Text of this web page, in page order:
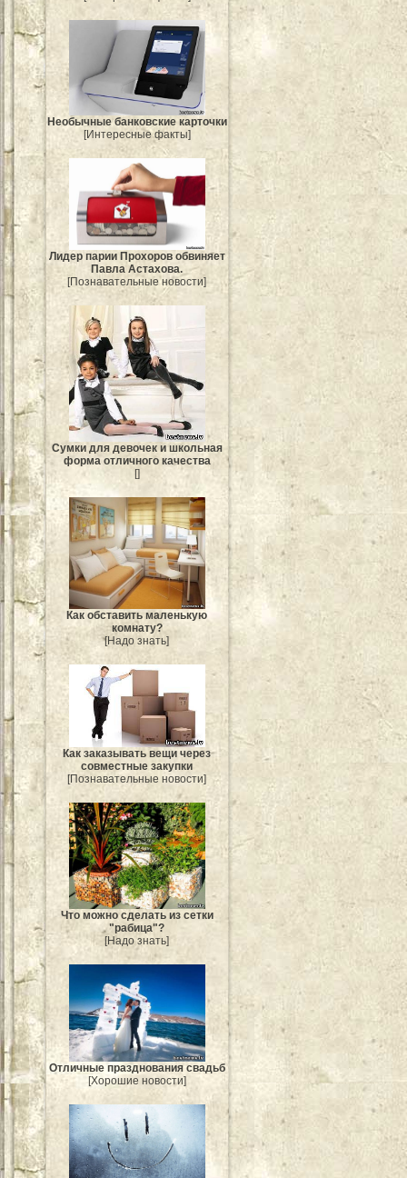
Необычные банковские карточки
[Интересные факты]
Лидер парии Прохоров обвиняет
Павла Астахова.
[Познавательные новости]
Сумки для девочек и школьная
форма отличного качества
[]
Как обставить маленькую
комнату?
[Надо знать]
Как заказывать вещи через
совместные закупки
[Познавательные новости]
Что можно сделать из сетки
"рабица"?
[Надо знать]
Отличные празднования свадьб
[Хорошие новости]